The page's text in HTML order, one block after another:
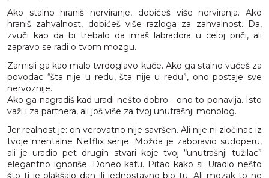
Ako stalno hraniš nerviranje, dobićeš više nerviranja. Ako
hraniš zahvalnost, dobićeš više razloga za zahvalnost. Da,
zvuči kao da bi trebalo da imaš labradora u celoj priči, ali
zapravo se radi o tvom mozgu.
Zamisli ga kao malo tvrdoglavo kuče. Ako ga stalno vučeš za
povodac “šta nije u redu, šta nije u redu”, ono postaje sve
nervoznije.
Ako ga nagradiš kad uradi nešto dobro - ono to ponavlja. Isto
važi i za partnera, ali još više za tvoj unutrašnji monolog.
Jer realnost je: on verovatno nije savršen. Ali nije ni zločinac iz
tvoje mentalne Netflix serije. Možda je zaboravio sudoperu,
ali je uradio pet drugih stvari koje tvoj “unutrašnji tužilac”
elegantno ignoriše. Doneo kafu. Pitao kako si. Uradio nešto
što ti je olakšalo dan ili jednostavno bio tu. Ali mozak to ne